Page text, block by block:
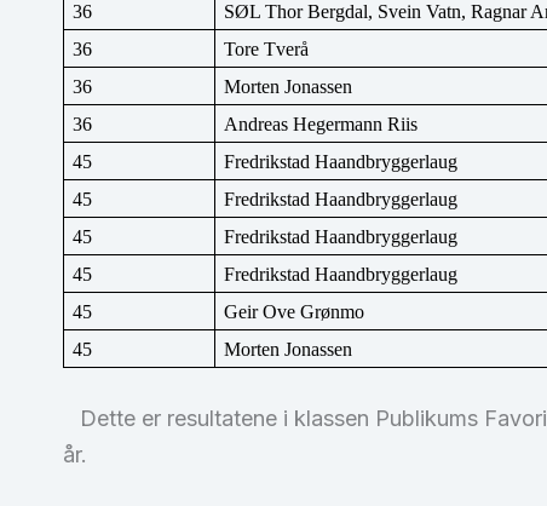
36
SØL Thor Bergdal, Svein Vatn, Ragnar
36
Tore Tverå
36
Morten Jonassen
36
Andreas Hegermann Riis
45
Fredrikstad Haandbryggerlaug
45
Fredrikstad Haandbryggerlaug
45
Fredrikstad Haandbryggerlaug
45
Fredrikstad Haandbryggerlaug
45
Geir Ove Grønmo
45
Morten Jonassen
Dette er resultatene i klassen Publikums
år.